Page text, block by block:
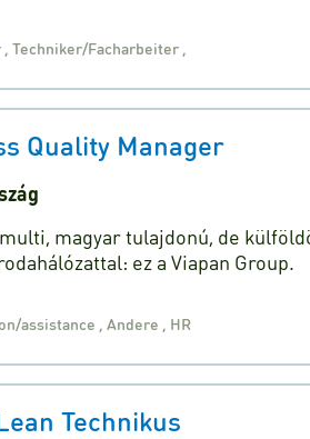
,Techniker/Facharbeiter
Quality Manager
magyar tulajdonú, de
ez a Viapan Group.
assistance Andere HR
Technikus